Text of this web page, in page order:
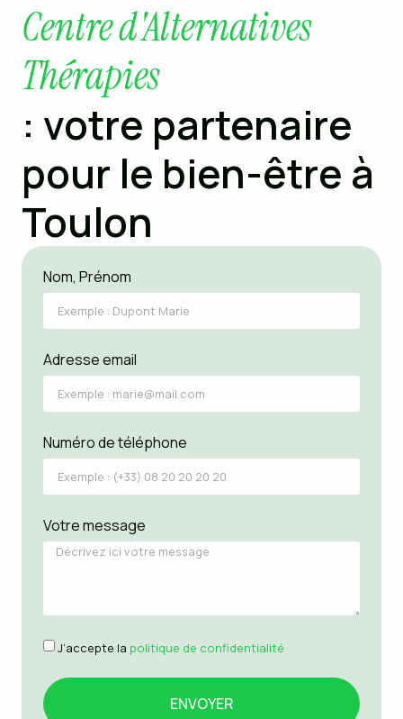
Centre d'Alternatives
Thérapies
: votre partenaire
pour le bien-être à
Toulon
Nom, Prénom
Adresse email
Numéro de téléphone
Votre message
J’accepte la politique de confidentialité
ENVOYER